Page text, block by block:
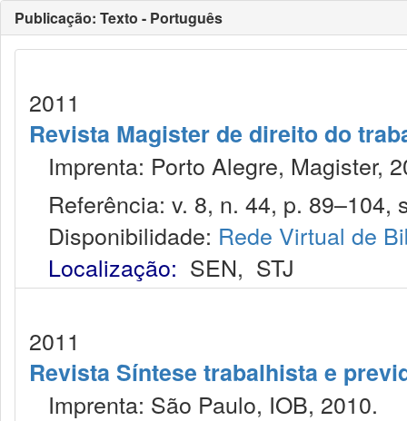
Publicação: Texto - Português
2011
Revista Magister de direito do
Imprenta: Porto Alegre, Magister,
Referência: v. 8, n. 44, p. 89–104,
Disponibilidade: Rede Virtual de
Localização: SEN, STJ
2011
Revista Síntese trabalhista e
Imprenta: São Paulo, IOB, 2010.